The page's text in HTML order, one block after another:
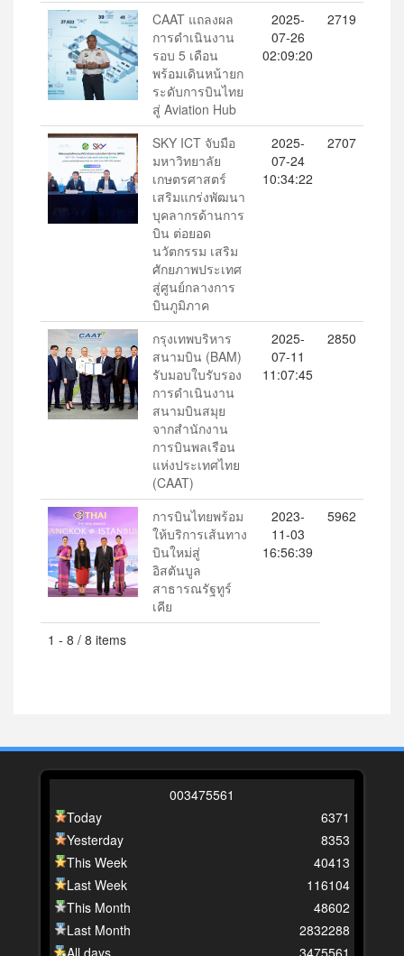
CAAT แถลงผล
การดำเนินงาน
รอบ 5 เดือน
พร้อมเดินหน้ายก
ระดับการบินไทย
สู่ Aviation Hub
2025-
07-26
02:09:20
2719
SKY ICT จับมือ
มหาวิทยาลัย
เกษตรศาสตร์
เสริมแกร่งพัฒนา
บุคลากรด้านการ
บิน ต่อยอด
นวัตกรรม เสริม
ศักยภาพประเทศ
สู่ศูนย์กลางการ
บินภูมิภาค
2025-
07-24
10:34:22
2707
กรุงเทพบริหาร
สนามบิน (BAM)
รับมอบใบรับรอง
การดำเนินงาน
สนามบินสมุย
จากสำนักงาน
การบินพลเรือน
แห่งประเทศไทย
(CAAT)
2025-
07-11
11:07:45
2850
การบินไทยพร้อม
ให้บริการเส้นทาง
บินใหม่สู่
อิสตันบูล
สาธารณรัฐทูร์
เคีย
2023-
11-03
16:56:39
5962
1 - 8 / 8 items
003475561
Today
Yesterday
This Week
Last Week
This Month
Last Month
All days
6371
8353
40413
116104
48602
2832288
3475561